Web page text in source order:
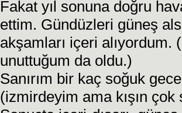
Fakat yıl sonuna doğru
ettim. Gündüzleri güneş
akşamları içeri alıyordum.
unuttuğum da oldu.)
Sanırım bir kaç soğuk
(izmirdeyim ama kışın